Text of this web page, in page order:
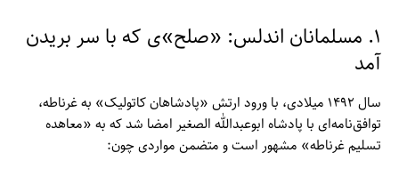
۱. مسلمانان اندلس: «صلح»ی که با سر بریدن
آمد
سال ۱۴۹۲ میلادی، با ورود ارتش «پادشاهان کاتولیک» به غرناطه،
توافق‌نامه‌ای با پادشاه ابوعبدالله الصغیر امضا شد که به «معاهده
تسلیم غرناطه» مشهور است و متضمن مواردی چون: